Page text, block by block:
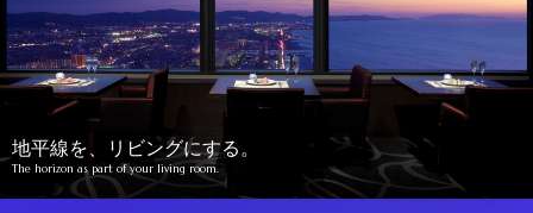
地平線を、リビングにする。
The horizon as part of your living room.